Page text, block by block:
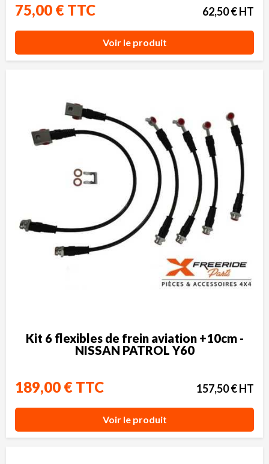
75,00 € TTC 62,50 € HT
Voir le produit
Kit 6 flexibles de frein aviation +10cm -
NISSAN PATROL Y60
189,00 € TTC 157,50 € HT
Voir le produit